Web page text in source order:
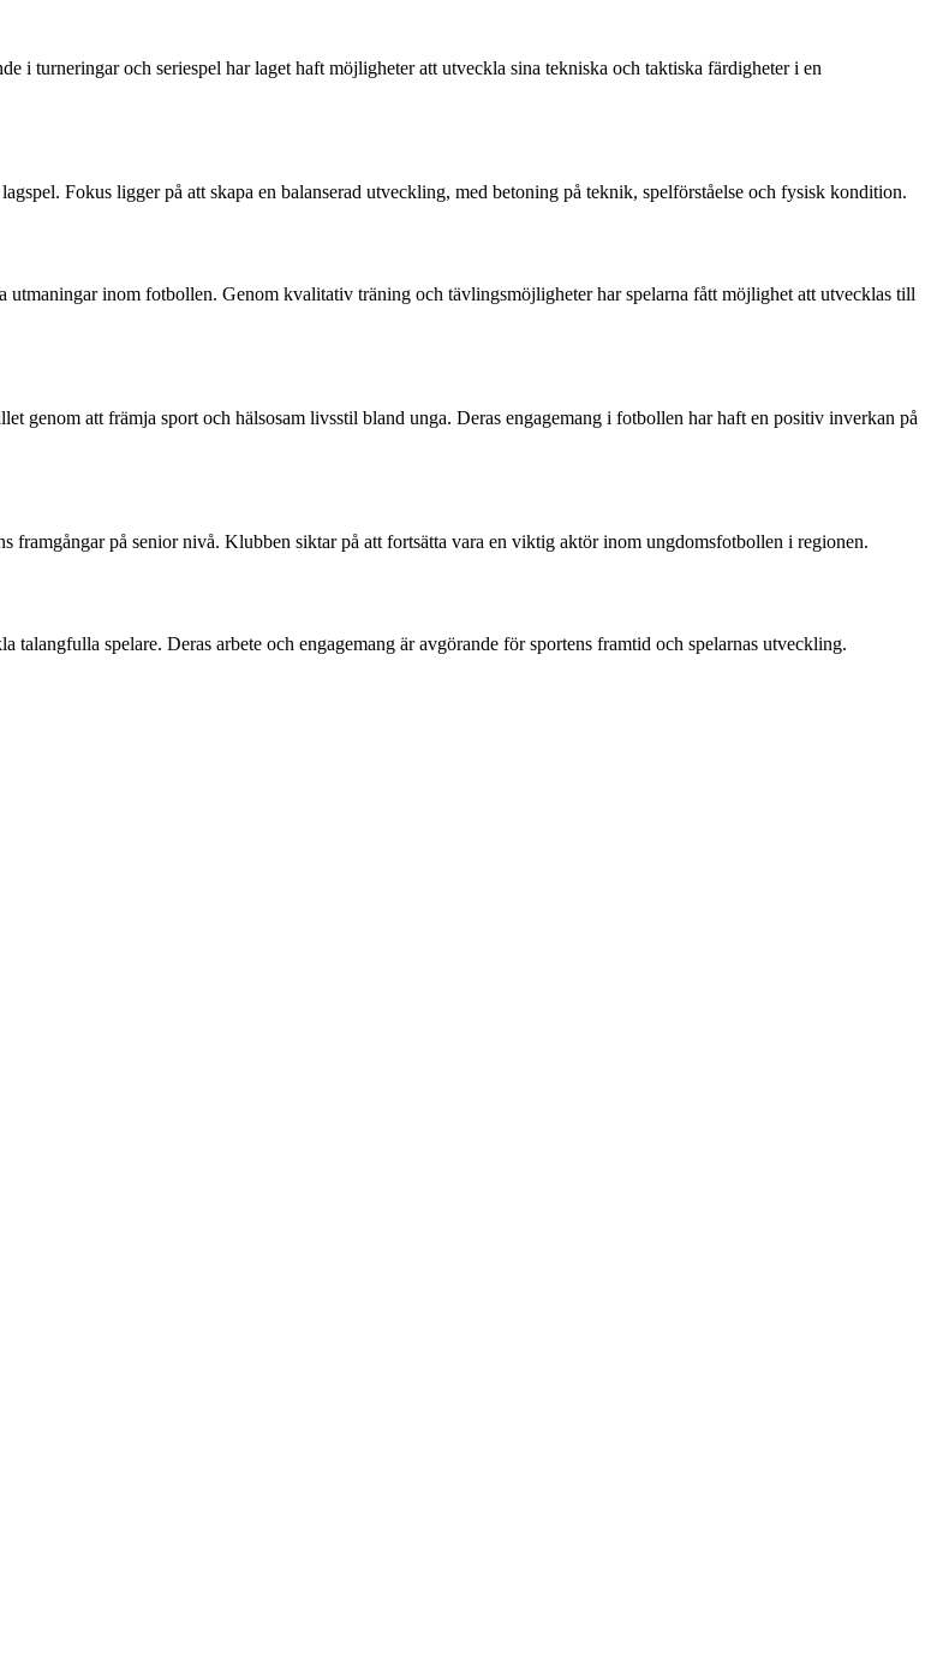
i turneringar och seriespel har laget haft möjligheter att utveckla sina tekniska och taktiska färdigheter i en
Fokus ligger på att skapa en balanserad utveckling, med betoning på teknik, spelförståelse och fysisk kondition.
inom fotbollen. Genom kvalitativ träning och tävlingsmöjligheter har spelarna fått möjlighet att utvecklas till
genom att främja sport och hälsosam livsstil bland unga. Deras engagemang i fotbollen har haft en positiv inverkan på
på senior nivå. Klubben siktar på att fortsätta vara en viktig aktör inom ungdomsfotbollen i regionen.
spelare. Deras arbete och engagemang är avgörande för sportens framtid och spelarnas utveckling.